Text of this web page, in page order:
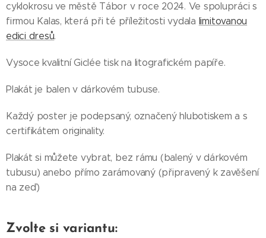
cyklokrosu ve městě Tábor v roce 2024. Ve spolupráci s
firmou Kalas, která při té příležitosti vydala limitovanou
edici dresů.
Vysoce kvalitní Giclée tisk na litografickém papíře.
Plakát je balen v dárkovém tubuse.
Každý poster je podepsaný, označený hlubotiskem a s
certifikátem originality.
Plakát si můžete vybrat, bez rámu (balený v dárkovém
tubusu) anebo přímo zarámovaný (připravený k zavěšení
na zeď)
Zvolte si variantu: